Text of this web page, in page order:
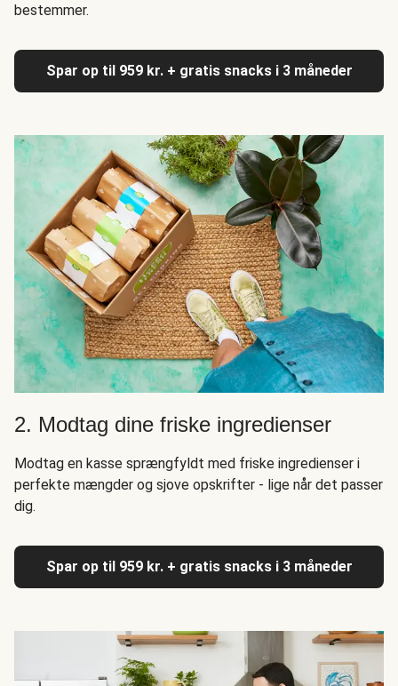
bestemmer.
Spar op til 959 kr. + gratis snacks i 3 måneder
2. Modtag dine friske ingredienser
Modtag en kasse sprængfyldt med friske ingredienser i
perfekte mængder og sjove opskrifter - lige når det passer
dig.
Spar op til 959 kr. + gratis snacks i 3 måneder